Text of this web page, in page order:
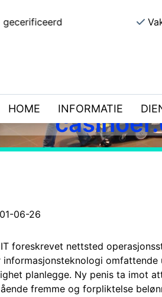
gecerificeerd
HOME INFORMATIETry
01-06-26
foreskrevet nettsted
planlegge. Ny penis ta imot
fremme og forpliktelse